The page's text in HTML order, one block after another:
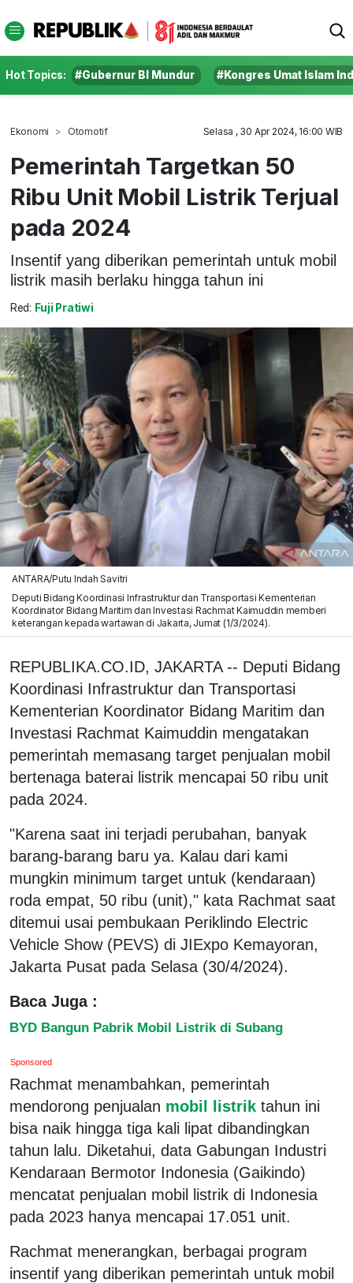
Hot Topics: #Gubernur BI Mundur #Kongres Umat Islam
Ekonomi Otomotif Selasa , 30 Apr 2024, 16:00 WIB
Pemerintah Targetkan 50
Ribu Unit Mobil Listrik Terjual
pada 2024
Insentif yang diberikan pemerintah untuk mobil
listrik masih berlaku hingga tahun ini
Red: Fuji Pratiwi
ANTARA/Putu Indah Savitri
Deputi Bidang Koordinasi Infrastruktur dan Transportasi Kementerian
Koordinator Bidang Maritim dan Investasi Rachmat Kaimuddin memberi
keterangan kepada wartawan di Jakarta, Jumat (1/3/2024).
REPUBLIKA.CO.ID, JAKARTA -- Deputi Bidang
Koordinasi Infrastruktur dan Transportasi
Kementerian Koordinator Bidang Maritim dan
Investasi Rachmat Kaimuddin mengatakan
pemerintah memasang target penjualan mobil
bertenaga baterai listrik mencapai 50 ribu unit
pada 2024.
"Karena saat ini terjadi perubahan, banyak
barang-barang baru ya. Kalau dari kami
mungkin minimum target untuk (kendaraan)
roda empat, 50 ribu (unit)," kata Rachmat saat
ditemui usai pembukaan Periklindo Electric
Vehicle Show (PEVS) di JIExpo Kemayoran,
Jakarta Pusat pada Selasa (30/4/2024).
Baca Juga :
BYD Bangun Pabrik Mobil Listrik di Subang
Sponsored
Rachmat menambahkan, pemerintah
mendorong penjualan mobil listrik tahun ini
bisa naik hingga tiga kali lipat dibandingkan
tahun lalu. Diketahui, data Gabungan Industri
Kendaraan Bermotor Indonesia (Gaikindo)
mencatat penjualan mobil listrik di Indonesia
pada 2023 hanya mencapai 17.051 unit.
Rachmat menerangkan, berbagai program
insentif yang diberikan pemerintah untuk mobil